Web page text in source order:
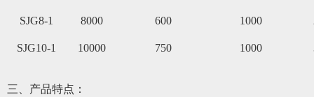
SJG8-1 8000 600 1000
SJG10-1 10000 750 1000
三、 产品特点：